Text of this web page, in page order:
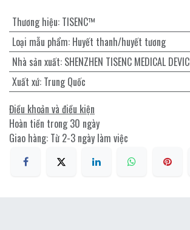
Thương hiệu: TISENC™
Loại mẫu phẩm: Huyết thanh/huyết tương
Nhà sản xuất: SHENZHEN TISENC MEDICAL
Xuất xứ: Trung Quốc
Điều khoản và điều kiện
Hoàn tiền trong 30 ngày
Giao hàng: Từ 2-3 ngày làm việc